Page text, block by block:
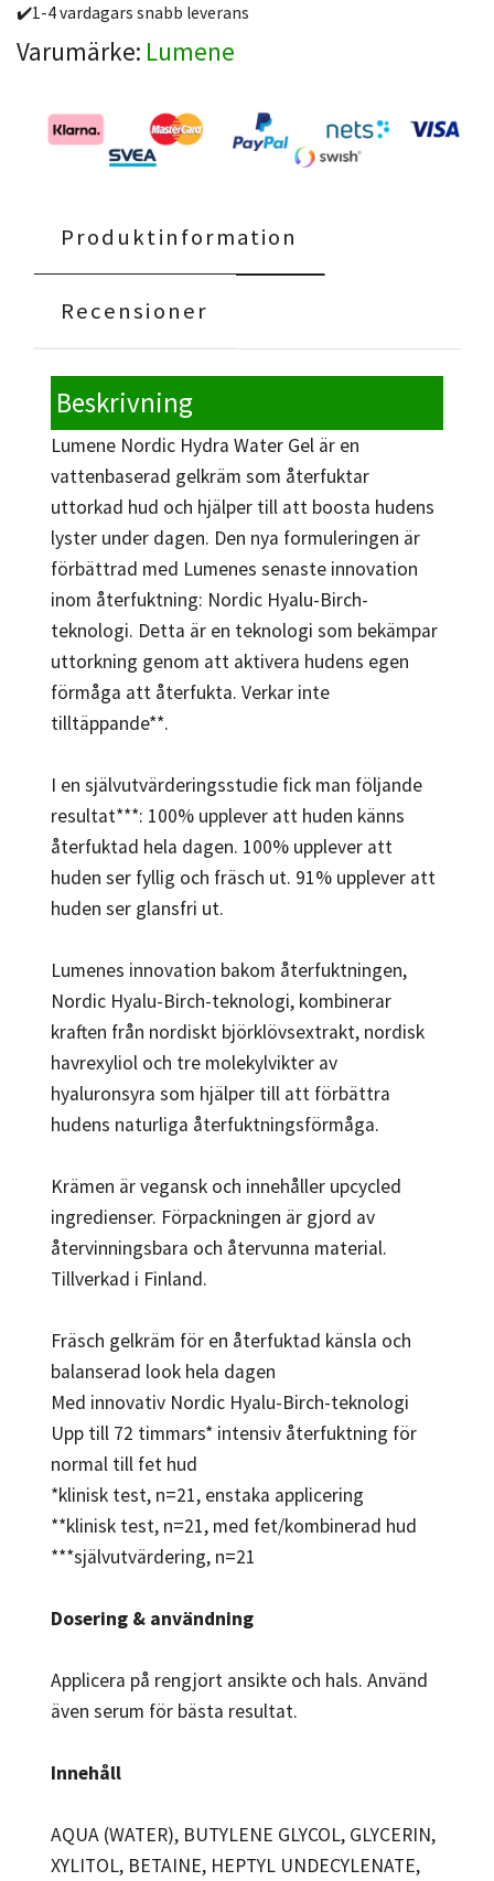
✔️1-4 vardagars snabb leverans
Varumärke: Lumene
Produktinformation
Recensioner
Beskrivning
Lumene Nordic Hydra Water Gel är en
vattenbaserad gelkräm som återfuktar
uttorkad hud och hjälper till att boosta hudens
lyster under dagen. Den nya formuleringen är
förbättrad med Lumenes senaste innovation
inom återfuktning: Nordic Hyalu-Birch-
teknologi. Detta är en teknologi som bekämpar
uttorkning genom att aktivera hudens egen
förmåga att återfukta. Verkar inte
tilltäppande**.
I en självutvärderingsstudie fick man följande
resultat***: 100% upplever att huden känns
återfuktad hela dagen. 100% upplever att
huden ser fyllig och fräsch ut. 91% upplever att
huden ser glansfri ut.
Lumenes innovation bakom återfuktningen,
Nordic Hyalu-Birch-teknologi, kombinerar
kraften från nordiskt björklövsextrakt, nordisk
havrexyliol och tre molekylvikter av
hyaluronsyra som hjälper till att förbättra
hudens naturliga återfuktningsförmåga.
Krämen är vegansk och innehåller upcycled
ingredienser. Förpackningen är gjord av
återvinningsbara och återvunna material.
Tillverkad i Finland.
Fräsch gelkräm för en återfuktad känsla och
balanserad look hela dagen
Med innovativ Nordic Hyalu-Birch-teknologi
Upp till 72 timmars* intensiv återfuktning för
normal till fet hud
*klinisk test, n=21, enstaka applicering
**klinisk test, n=21, med fet/kombinerad hud
***självutvärdering, n=21
Dosering & användning
Applicera på rengjort ansikte och hals. Använd
även serum för bästa resultat.
Innehåll
AQUA (WATER), BUTYLENE GLYCOL, GLYCERIN,
XYLITOL, BETAINE, HEPTYL UNDECYLENATE,